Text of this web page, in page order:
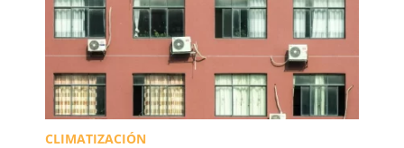
CLIMATIZACIÓN